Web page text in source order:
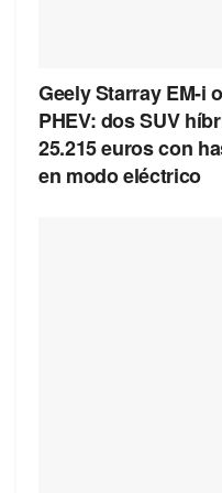
Geely Starray EM-i
PHEV: dos SUV
25.215 euros con
en modo eléctrico